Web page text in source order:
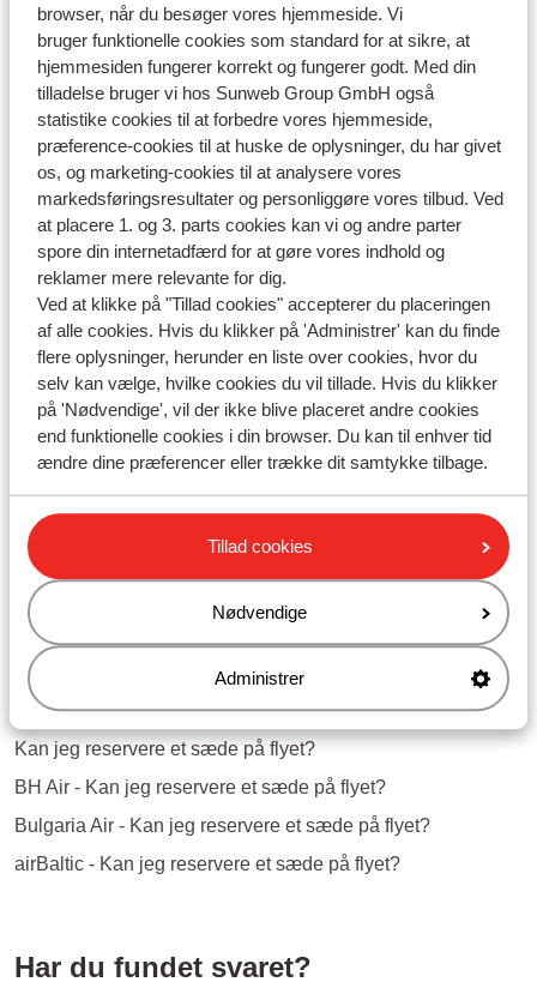
browser, når du besøger vores hjemmeside. Vi
bruger funktionelle cookies som standard for at sikre, at
hjemmesiden fungerer korrekt og fungerer godt. Med din
tilladelse bruger vi hos Sunweb Group GmbH også
statistike cookies til at forbedre vores hjemmeside,
præference-cookies til at huske de oplysninger, du har givet
os, og marketing-cookies til at analysere vores
markedsføringsresultater og personliggøre vores tilbud. Ved
at placere 1. og 3. parts cookies kan vi og andre parter
spore din internetadfærd for at gøre vores indhold og
reklamer mere relevante for dig.
Ved at klikke på "Tillad cookies" accepterer du placeringen
af alle cookies. Hvis du klikker på 'Administrer' kan du finde
flere oplysninger, herunder en liste over cookies, hvor du
selv kan vælge, hvilke cookies du vil tillade. Hvis du klikker
på 'Nødvendige', vil der ikke blive placeret andre cookies
end funktionelle cookies i din browser. Du kan til enhver tid
ændre dine præferencer eller trække dit samtykke tilbage.
Tillad cookies
Nødvendige
Administrer
Ferier
booket
efter1.
februar
Sædereservation
er muligt straks
efter booking
Ferier
booket
efter 1.
oktober
Sædereservation
er muligt straks
efter booking
Hvordan reserverer jeg et sæde?
Gå tilPaxport
Udfyld følgende oplysninger:
* Booking reference: Dit Sunweb bookingnummer
* Departure Date: Din afrejsedato
Klik på "Log in"
Vælg fanen "Vælg dit sæde"
Vælg det sæde, du ønsker at reservere
Klik på "Næste"
Betal sædereservationen direkte via Paxport
Spørgsmål om det samme emne
Kan jeg reservere et sæde på flyet?
airBaltic - Kan jeg reservere et sæde på flyet?
Air Seven - Kan jeg reservere et sæde på flyet?
Relaterede spørgsmål
Kan jeg reservere et sæde på flyet?
BH Air - Kan jeg reservere et sæde på flyet?
Bulgaria Air - Kan jeg reservere et sæde på flyet?
airBaltic - Kan jeg reservere et sæde på flyet?
Har du fundet svaret?